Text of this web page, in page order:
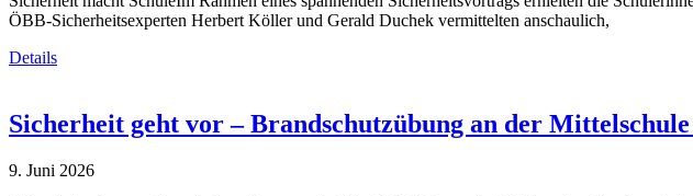
ÖBB-Sicherheitsexperten Herbert Köller und Gerald Duchek vermittelten anschaulich,
Details
Sicherheit geht vor – Brandschutzübung an der
9. Juni 2026